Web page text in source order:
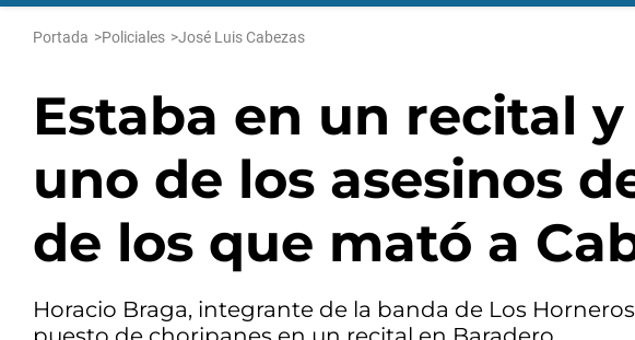
Portada >Policiales >José Luis Cabezas
Estaba en un recital
uno de los asesinos
de los que mató a
Horacio Braga, integrante de la banda de Los